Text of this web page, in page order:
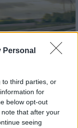
Personal
to third parties, or
for
below opt-out
that after your
seeing